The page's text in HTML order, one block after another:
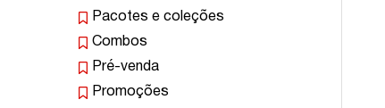
Pacotes e coleções
Combos
Pré-venda
Promoções